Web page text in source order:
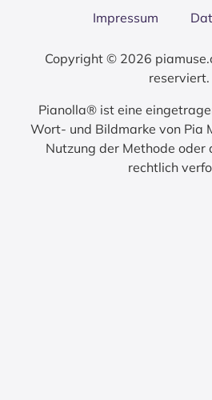
Impres­sum
Copyright © 2026
reserviert.
Pianolla® ist eine
Wort- und Bildmarke von Pia
Nutzung der Methode oder
rechtlich